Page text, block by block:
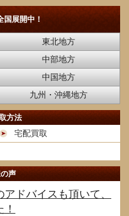
国展開中！
東北地方
中部地方
中国地方
九州・沖縄地方
方法
宅配買取
声
ドバイスも頂いて、